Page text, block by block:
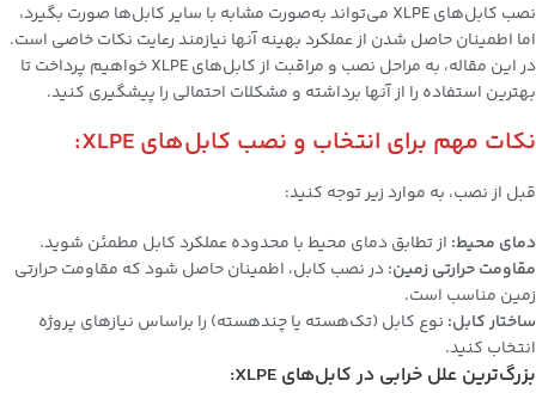
نصب کابل‌های XLPE می‌تواند به‌صورت مشابه با سایر کابل‌ها صورت بگیرد،
اما اطمینان حاصل شدن از عملکرد بهینه آنها نیازمند رعایت نکات خاصی است.
در این مقاله، به مراحل نصب و مراقبت از کابل‌های XLPE خواهیم پرداخت تا
بهترین استفاده را از آنها برداشته و مشکلات احتمالی را پیشگیری کنید.
نکات مهم برای انتخاب و نصب کابل‌های XLPE:
قبل از نصب، به موارد زیر توجه کنید:
دمای محیط: از تطابق دمای محیط با محدوده عملکرد کابل مطمئن شوید.
مقاومت حرارتی زمین:در نصب کابل، اطمینان حاصل شود که مقاومت حرارتی
زمین مناسب است.
ساختار کابل: نوع کابل (تک‌هسته یا چند‌هسته) را براساس نیازهای پروژه
انتخاب کنید.
بزرگ‌ترین علل خرابی در کابل‌های XLPE: